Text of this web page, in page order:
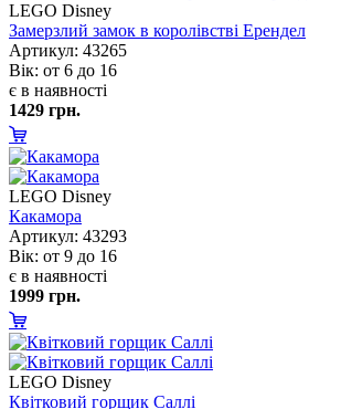
LEGO Disney
Замерзлий замок в королівстві Ерендел
Артикул: 43265
ік: от 6 до 16
є в наявності
1429 грн.
LEGO Disney
Какамора
Артикул: 43293
ік: от 9 до 16
є в наявності
1999 грн.
LEGO Disney
Квітковий горщик Саллі